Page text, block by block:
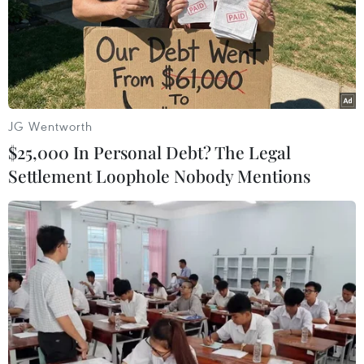
thao Điện tử Giải trí Việt Nam, “game thủ” cũng
là một nghề. Nhưng nghề này rất kén người,
không phải ai “chơi game” cũng trở thành vận
động viên thể thao điện tử, điều đó còn phụ
thuộc vào nhiều yếu tố như phẩm chất, tư duy
nhạy bén, sức khỏe tốt, thao tác nhanh nhẹn.
Trải qua quá trình đào tạo chuyên nghiệp, các
vận động viên mới có thể thi đấu, được công
nhận ở các đẳng cấp khác nhau.
JG Wentworth
$25,000 In Personal Debt? The Legal
Settlement Loophole Nobody Mentions